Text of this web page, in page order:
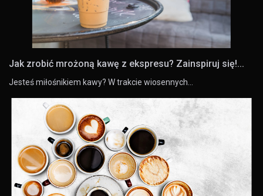
Jak zrobić mrożoną kawę z ekspresu? Zainspiruj się!...
Jesteś miłośnikiem kawy? W trakcie wiosennych…